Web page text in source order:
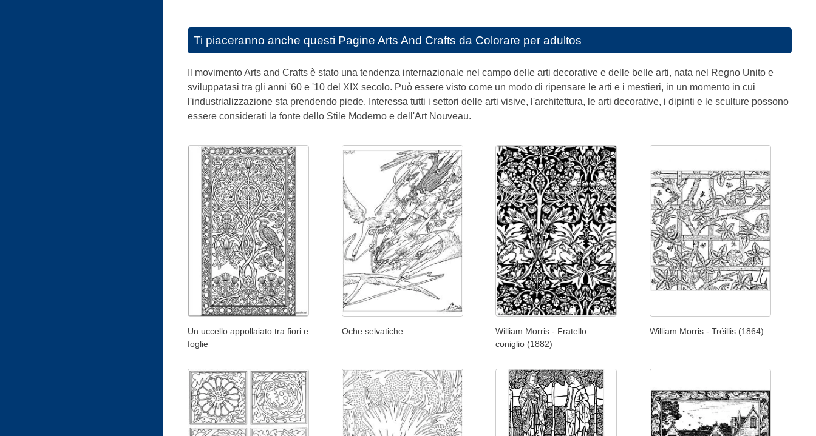
Ti piaceranno anche questi Pagine Arts And Crafts da Colorare per adultos
Il movimento Arts and Crafts è stato una tendenza internazionale nel campo delle arti decorative e delle belle arti, nata nel Regno Unito e
sviluppatasi tra gli anni '60 e '10 del XIX secolo. Può essere visto come un modo di ripensare le arti e i mestieri, in un momento in cui
l'industrializzazione sta prendendo piede. Interessa tutti i settori delle arti visive, l'architettura, le arti decorative, i dipinti e le sculture possono
essere considerati la fonte dello Stile Moderno e dell'Art Nouveau.
Un uccello appollaiato tra fiori e
foglie
Oche selvatiche
William Morris - Fratello
coniglio (1882)
William Morris - Tréillis (1864)